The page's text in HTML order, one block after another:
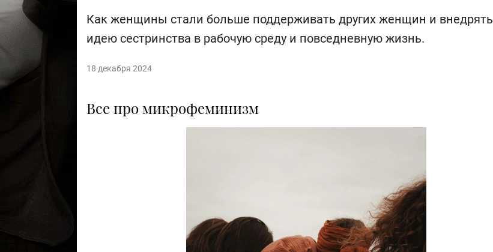
Как женщины стали больше поддерживать других женщин и внедрять
идею сестринства в рабочую среду и повседневную жизнь.
18 декабря 2024
Все про микрофеминизм